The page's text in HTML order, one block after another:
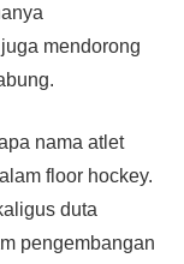
mendorong
nama atlet
floor hockey.
duta
pengembangan